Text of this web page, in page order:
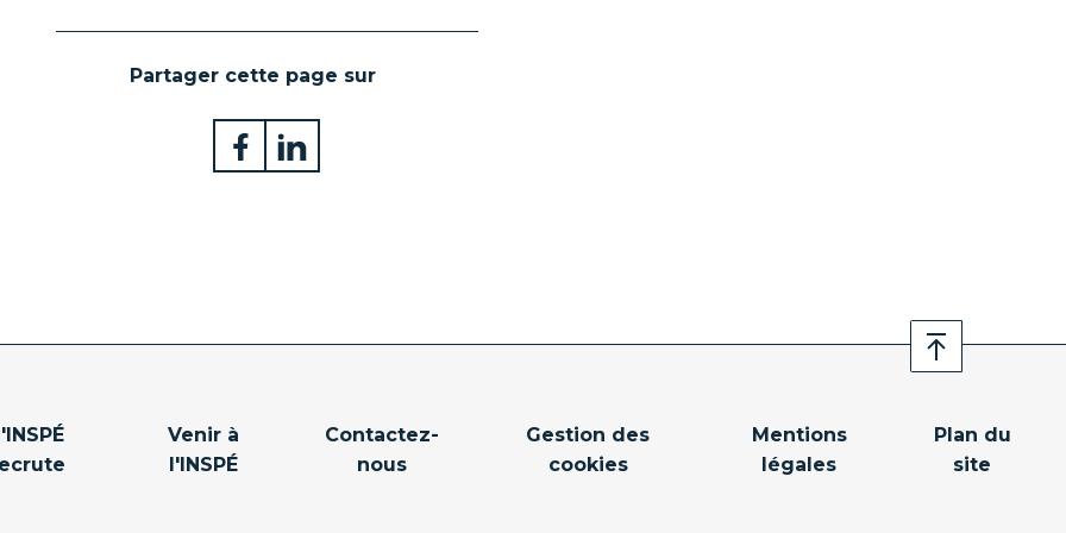
Partager cette page sur
Venir à
l'INSPÉ
Contactez-
nous
Gestion des
cookies
Mentions
légales
Plan du
site